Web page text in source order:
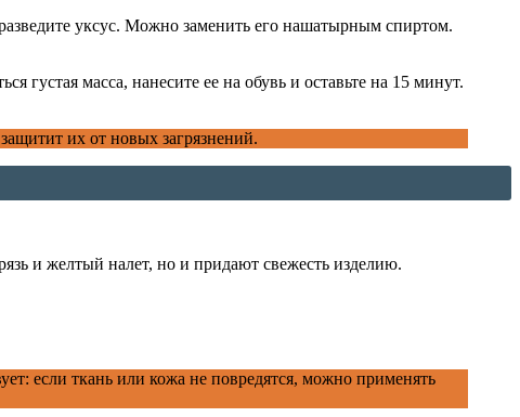
уксус. Можно заменить его нашатырным спиртом.
масса, нанесите ее на обувь и оставьте на 15 минут.
их от новых загрязнений.
и желтый налет, но и придают свежесть изделию.
если ткань или кожа не повредятся, можно применять